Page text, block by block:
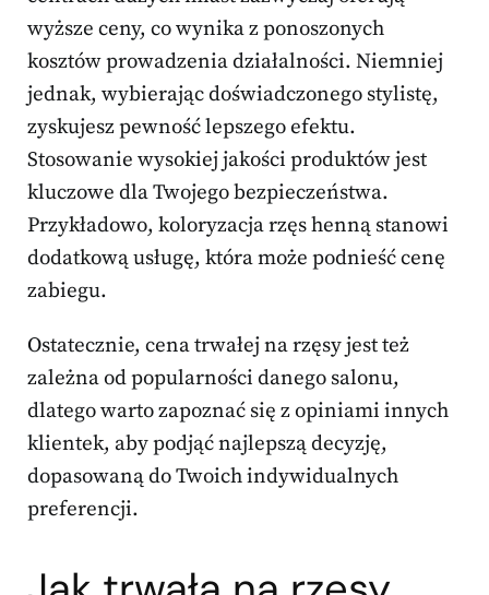
wyższe ceny, co wynika z ponoszonych
kosztów prowadzenia działalności. Niemniej
jednak, wybierając doświadczonego stylistę,
zyskujesz pewność lepszego efektu.
Stosowanie wysokiej jakości produktów jest
kluczowe dla Twojego bezpieczeństwa.
Przykładowo, koloryzacja rzęs henną stanowi
dodatkową usługę, która może podnieść cenę
zabiegu.
Ostatecznie, cena trwałej na rzęsy jest też
zależna od popularności danego salonu,
dlatego warto zapoznać się z opiniami innych
klientek, aby podjąć najlepszą decyzję,
dopasowaną do Twoich indywidualnych
preferencji.